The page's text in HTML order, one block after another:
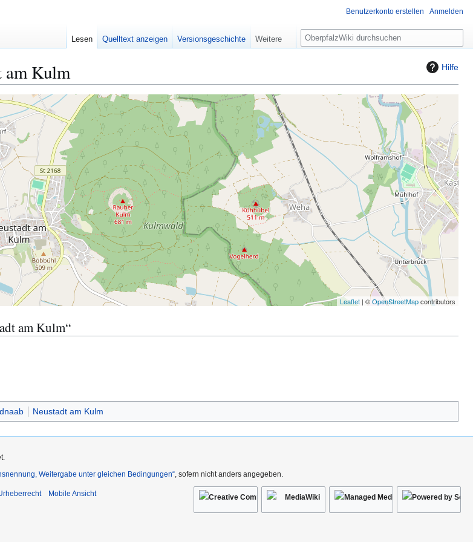
Hilfe
am Kulm
Leaflet | ©OpenStreetMapcontributors
am Kulm“
Neustadt am Kulm
Benutzerkonto erstellen Anmelden
Lesen Quelltext anzeigen Versionsgeschichte Weitere
S
u
e
Weitergabe unter gleichen Bedingungen“, sofern nicht anders angegeben.
Mobile Ansicht